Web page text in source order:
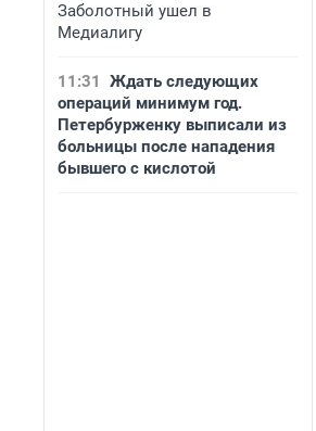
Заболотный ушел в
Медиалигу
11:31
Ждать следующих
операций минимум год.
Петербурженку выписали из
больницы после нападения
бывшего с кислотой